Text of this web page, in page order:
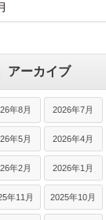
アーカイブ
年8月 2026年7月
年5月 2026年4月
年2月 2026年1月
年11月 2025年10月